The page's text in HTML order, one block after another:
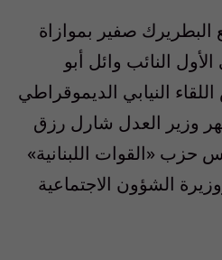
صفير بموازاة
النائب وائل أبو
النيابي الديموقراطي
وزير العدل شارل رزق
حزب «القوات اللبنانية»
الشؤون الاجتماعية